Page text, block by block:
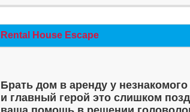
Rental House Escape
Брать дом в аренду у
и главный герой это слишком